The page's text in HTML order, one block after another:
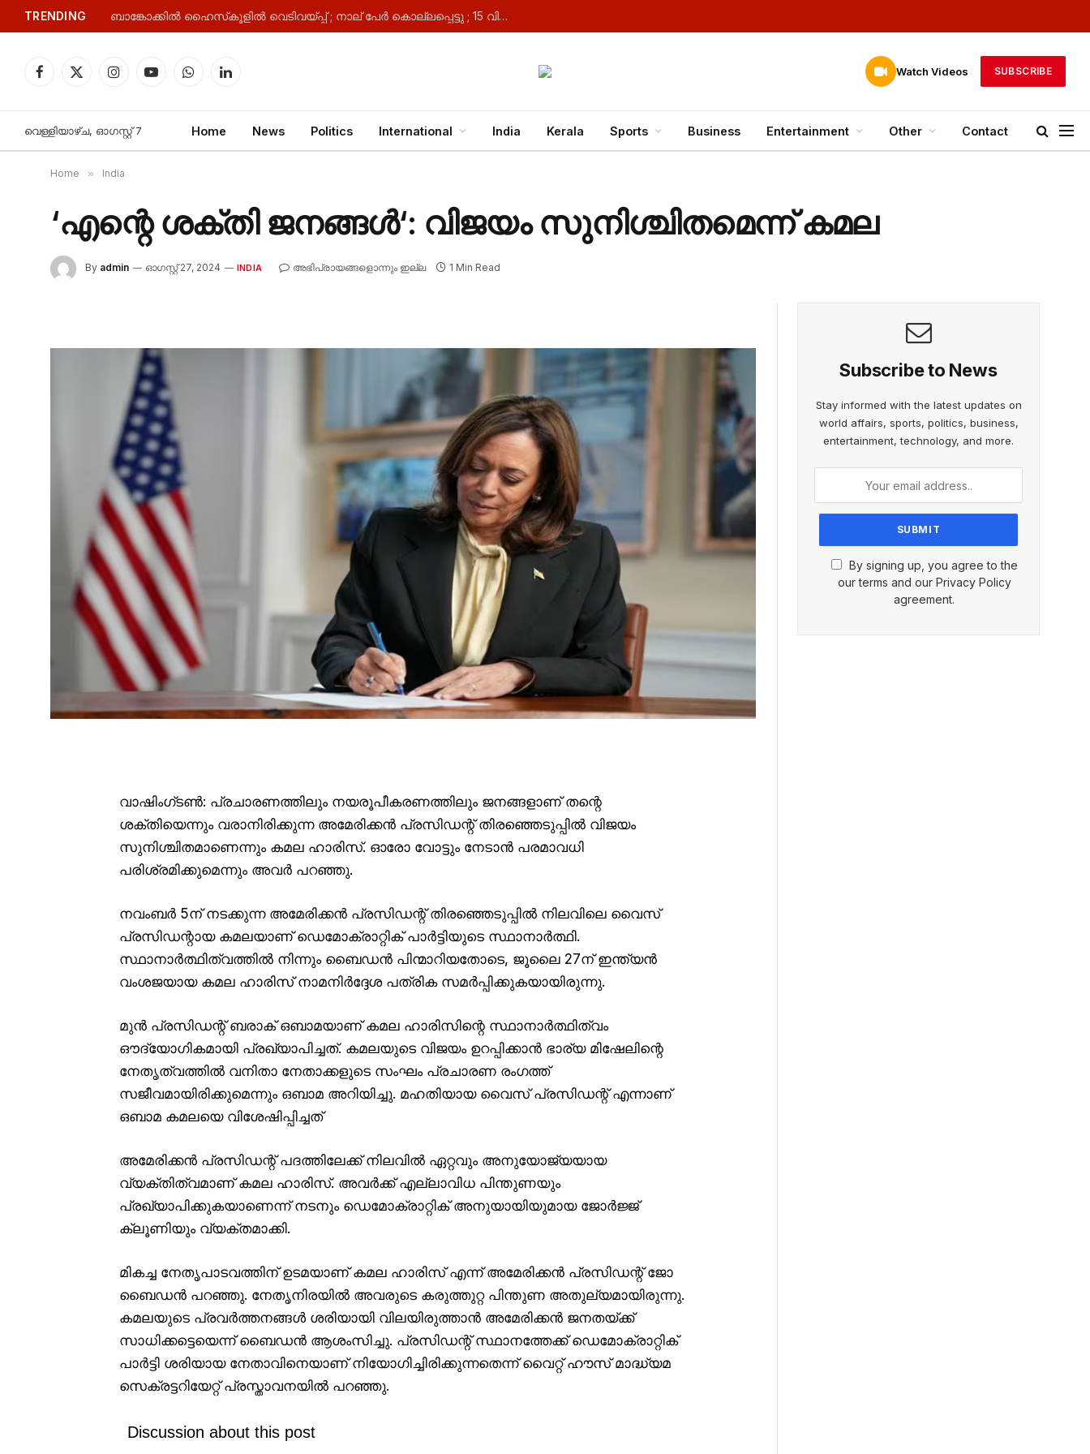
TRENDING ബാങ്കോക്കിൽ ഹൈസ്‌കൂളിൽ വെടിവയ്പ്പ് ; നാല് പേർ കൊല്ലപ്പെട്ടു ; 15 വിദ്യാർത്ഥികൾക്ക് പരിക്ക്
Facebook
X
InstagramYouTubeWhatsAppLinkedIn
Watch Videos SUBSCRIBE
വെള്ളിയാഴ്‌ച, ഓഗസ്റ്റ്‌ 7 Home News Politics International India Kerala Sports Business Entertainment Other Contact
Home » India
‘എന്റെ ശക്തി ജനങ്ങൾ‘: വിജയം സുനിശ്ചിതമെന്ന് കമല
By admin ഓഗസ്റ്റ്‌ 27, 2024 INDIA അഭിപ്രായങ്ങളൊന്നും ഇല്ല 1 Min Read
വാഷിംഗ്ടൺ: പ്രചാരണത്തിലും നയരൂപീകരണത്തിലും ജനങ്ങളാണ് തന്റെ
ശക്തിയെന്നും വരാനിരിക്കുന്ന അമേരിക്കൻ പ്രസിഡന്റ് തിരഞ്ഞെടുപ്പിൽ വിജയം
സുനിശ്ചിതമാണെന്നും കമല ഹാരിസ്. ഓരോ വോട്ടും നേടാൻ പരമാവധി
പരിശ്രമിക്കുമെന്നും അവർ പറഞ്ഞു.
നവംബർ 5ന് നടക്കുന്ന അമേരിക്കൻ പ്രസിഡന്റ് തിരഞ്ഞെടുപ്പിൽ നിലവിലെ വൈസ്
പ്രസിഡന്റായ കമലയാണ് ഡെമോക്രാറ്റിക് പാർട്ടിയുടെ സ്ഥാനാർത്ഥി.
സ്ഥാനാർത്ഥിത്വത്തിൽ നിന്നും ബൈഡൻ പിന്മാറിയതോടെ, ജൂലൈ 27ന് ഇന്ത്യൻ
വംശജയായ കമല ഹാരിസ് നാമനിർദ്ദേശ പത്രിക സമർപ്പിക്കുകയായിരുന്നു.
മുൻ പ്രസിഡന്റ് ബരാക് ഒബാമയാണ് കമല ഹാരിസിന്റെ സ്ഥാനാർത്ഥിത്വം
ഔദ്യോഗികമായി പ്രഖ്യാപിച്ചത്. കമലയുടെ വിജയം ഉറപ്പിക്കാൻ ഭാര്യ മിഷേലിന്റെ
നേതൃത്വത്തിൽ വനിതാ നേതാക്കളുടെ സംഘം പ്രചാരണ രംഗത്ത്
സജീവമായിരിക്കുമെന്നും ഒബാമ അറിയിച്ചു. മഹതിയായ വൈസ് പ്രസിഡന്റ് എന്നാണ്
ഒബാമ കമലയെ വിശേഷിപ്പിച്ചത്
അമേരിക്കൻ പ്രസിഡന്റ് പദത്തിലേക്ക് നിലവിൽ ഏറ്റവും അനുയോജ്യയായ
വ്യക്തിത്വമാണ് കമല ഹാരിസ്. അവർക്ക് എല്ലാവിധ പിന്തുണയും
പ്രഖ്യാപിക്കുകയാണെന്ന് നടനും ഡെമോക്രാറ്റിക് അനുയായിയുമായ ജോർജ്ജ്
ക്ലൂണിയും വ്യക്തമാക്കി.
മികച്ച നേതൃപാടവത്തിന് ഉടമയാണ് കമല ഹാരിസ് എന്ന് അമേരിക്കൻ പ്രസിഡന്റ് ജോ
ബൈഡൻ പറഞ്ഞു. നേതൃനിരയിൽ അവരുടെ കരുത്തുറ്റ പിന്തുണ അതുല്യമായിരുന്നു.
കമലയുടെ പ്രവർത്തനങ്ങൾ ശരിയായി വിലയിരുത്താൻ അമേരിക്കൻ ജനതയ്ക്ക്
സാധിക്കട്ടെയെന്ന് ബൈഡൻ ആശംസിച്ചു. പ്രസിഡന്റ് സ്ഥാനത്തേക്ക് ഡെമോക്രാറ്റിക്
പാർട്ടി ശരിയായ നേതാവിനെയാണ് നിയോഗിച്ചിരിക്കുന്നതെന്ന് വൈറ്റ് ഹൗസ് മാദ്ധ്യമ
സെക്രട്ടറിയേറ്റ് പ്രസ്താവനയിൽ പറഞ്ഞു.
Discussion about this post
Subscribe to News
Stay informed with the latest updates on
world affairs, sports, politics, business,
entertainment, technology, and more.
By signing up, you agree to the
our terms and our Privacy Policy
agreement.